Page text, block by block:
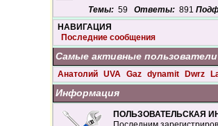
Темы: 59 Ответы: 891
НАВИГАЦИЯ
Последние сообщения
Самые активные пользователи
Анатолий UVA Gaz dynamit Dwrz
Информация
ПОЛЬЗОВАТЕЛЬСКАЯ